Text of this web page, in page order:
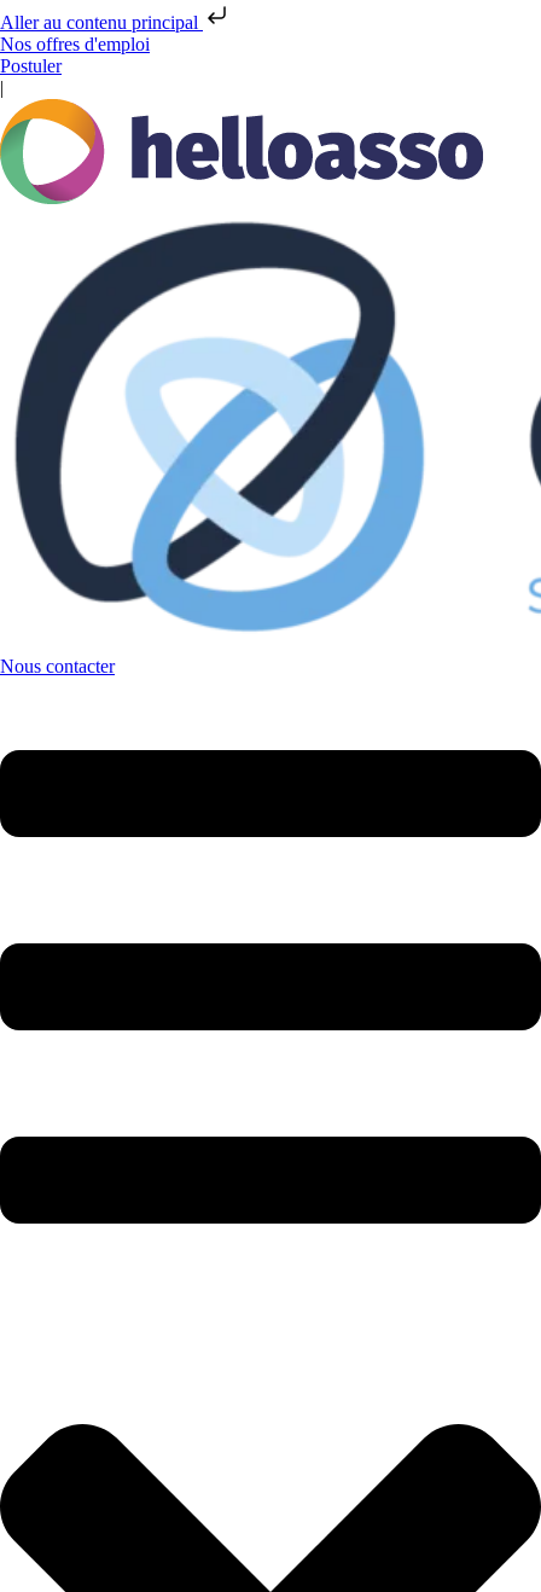
Aller au contenu principal
Nos offres d'emploi
Postuler
|
Nous contacter